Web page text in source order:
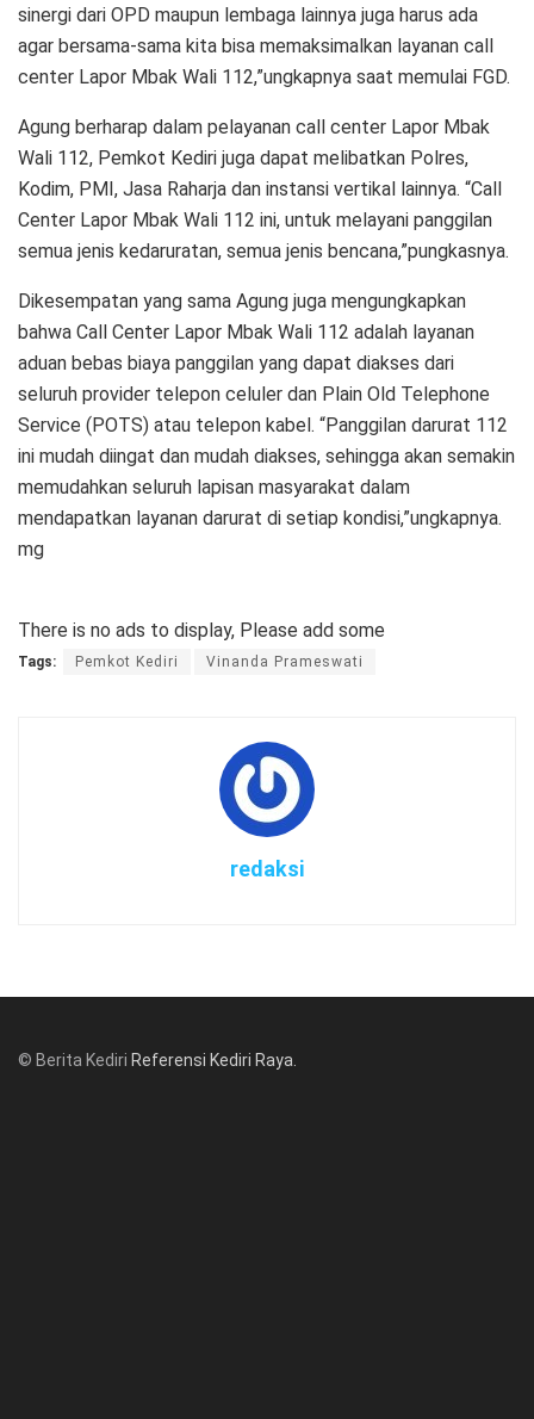
sinergi dari OPD maupun lembaga lainnya juga harus ada
agar bersama-sama kita bisa memaksimalkan layanan call
center Lapor Mbak Wali 112,”ungkapnya saat memulai FGD.
Agung berharap dalam pelayanan call center Lapor Mbak
Wali 112, Pemkot Kediri juga dapat melibatkan Polres,
Kodim, PMI, Jasa Raharja dan instansi vertikal lainnya. “Call
Center Lapor Mbak Wali 112 ini, untuk melayani panggilan
semua jenis kedaruratan, semua jenis bencana,”pungkasnya.
Dikesempatan yang sama Agung juga mengungkapkan
bahwa Call Center Lapor Mbak Wali 112 adalah layanan
aduan bebas biaya panggilan yang dapat diakses dari
seluruh provider telepon celuler dan Plain Old Telephone
Service (POTS) atau telepon kabel. “Panggilan darurat 112
ini mudah diingat dan mudah diakses, sehingga akan semakin
memudahkan seluruh lapisan masyarakat dalam
mendapatkan layanan darurat di setiap kondisi,”ungkapnya.
mg
There is no ads to display, Please add some
Tags: Pemkot Kediri Vinanda Prameswati
redaksi
© Berita Kediri Referensi Kediri Raya.